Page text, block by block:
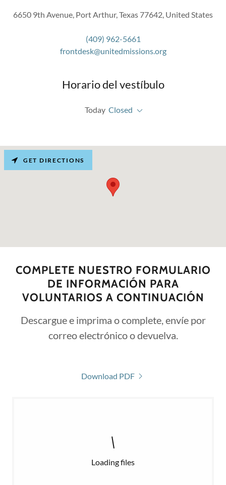
6650 9th Avenue, Port Arthur, Texas 77642, United States
(409) 962-5661
frontdesk@unitedmissions.org
Horario del vestíbulo
Today Closed
GET DIRECTIONS
COMPLETE NUESTRO FORMULARIO
DE INFORMACIÓN PARA
VOLUNTARIOS A CONTINUACIÓN
Descargue e imprima o complete, envíe por
correo electrónico o devuelva.
Download PDF
Loading files